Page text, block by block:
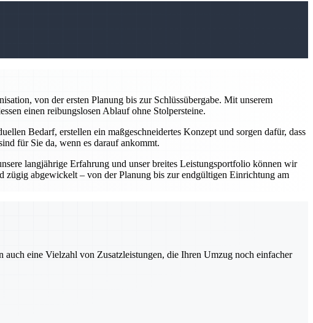
von der ersten Planung bis zur Schlüssübergabe. Mit unserem
einen reibungslosen Ablauf ohne Stolpersteine.
Bedarf, erstellen ein maßgeschneidertes Konzept und sorgen dafür, dass
für Sie da, wenn es darauf ankommt.
langjährige Erfahrung und unser breites Leistungsportfolio können wir
zügig abgewickelt – von der Planung bis zur endgültigen Einrichtung am
eine Vielzahl von Zusatzleistungen, die Ihren Umzug noch einfacher